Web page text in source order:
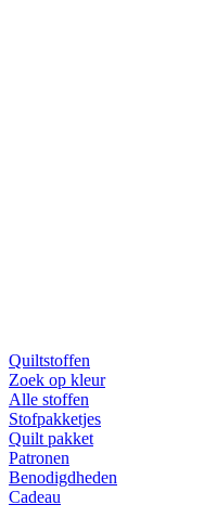
Quiltstoffen
Zoek op kleur
Alle stoffen
Stofpakketjes
Quilt pakket
Patronen
Benodigdheden
Cadeau